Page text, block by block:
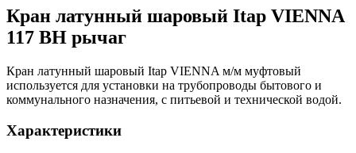
Кран латунный шаровый Itap VIENNA
117 ВН рычаг
Кран латунный шаровый Itap VIENNA м/м муфтовый
используется для установки на трубопроводы бытового и
коммунального назначения, с питьевой и технической водой.
Характеристики